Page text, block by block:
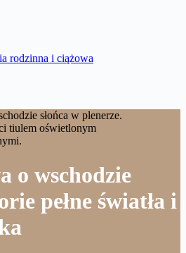
o wschodzie
pełne światła i